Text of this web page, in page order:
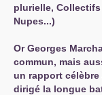
plurielle,
Nupes...)
Or Georges
commun, mais
un rapport
dirigé la longue